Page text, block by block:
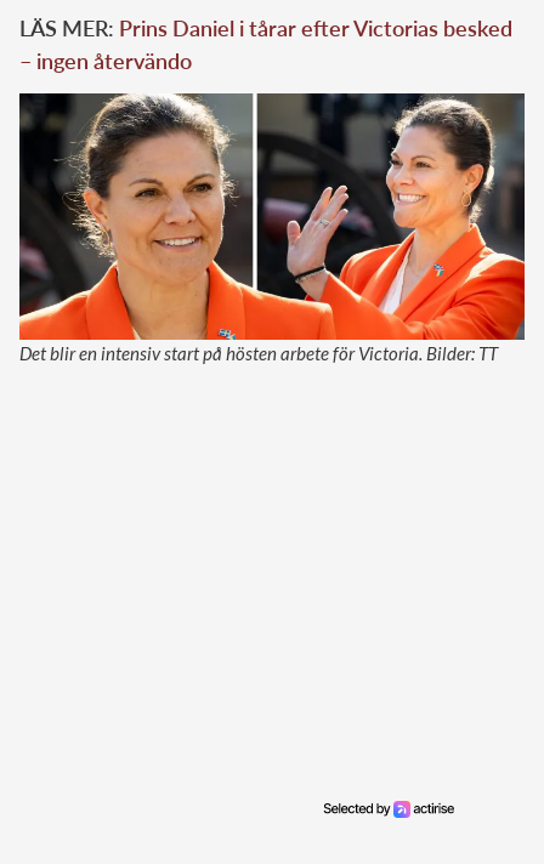
LÄS MER: Prins Daniel i tårar efter Victorias besked
– ingen återvändo
Det blir en intensiv start på hösten arbete för Victoria. Bilder: TT